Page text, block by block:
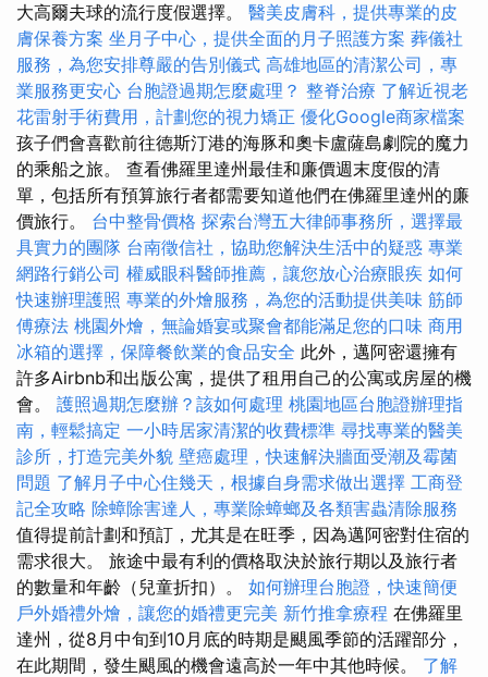
大高爾夫球的流行度假選擇。 醫美皮膚科，提供專業的皮
膚保養方案 坐月子中心，提供全面的月子照護方案 葬儀社
服務，為您安排尊嚴的告別儀式 高雄地區的清潔公司，專
業服務更安心 台胞證過期怎麼處理？ 整脊治療 了解近視老
花雷射手術費用，計劃您的視力矯正 優化Google商家檔案
孩子們會喜歡前往德斯汀港的海豚和奧卡盧薩島劇院的魔力
的乘船之旅。 查看佛羅里達州最佳和廉價週末度假的清
單，包括所有預算旅行者都需要知道他們在佛羅里達州的廉
價旅行。 台中整骨價格 探索台灣五大律師事務所，選擇最
具實力的團隊 台南徵信社，協助您解決生活中的疑惑 專業
網路行銷公司 權威眼科醫師推薦，讓您放心治療眼疾 如何
快速辦理護照 專業的外燴服務，為您的活動提供美味 筋師
傅療法 桃園外燴，無論婚宴或聚會都能滿足您的口味 商用
冰箱的選擇，保障餐飲業的食品安全 此外，邁阿密還擁有
許多Airbnb和出版公寓，提供了租用自己的公寓或房屋的機
會。 護照過期怎麼辦？該如何處理 桃園地區台胞證辦理指
南，輕鬆搞定 一小時居家清潔的收費標準 尋找專業的醫美
診所，打造完美外貌 壁癌處理，快速解決牆面受潮及霉菌
問題 了解月子中心住幾天，根據自身需求做出選擇 工商登
記全攻略 除蟑除害達人，專業除蟑螂及各類害蟲清除服務
值得提前計劃和預訂，尤其是在旺季，因為邁阿密對住宿的
需求很大。 旅途中最有利的價格取決於旅行期以及旅行者
的數量和年齡（兒童折扣）。 如何辦理台胞證，快速簡便
戶外婚禮外燴，讓您的婚禮更完美 新竹推拿療程 在佛羅里
達州，從8月中旬到10月底的時期是颶風季節的活躍部分，
在此期間，發生颶風的機會遠高於一年中其他時候。 了解